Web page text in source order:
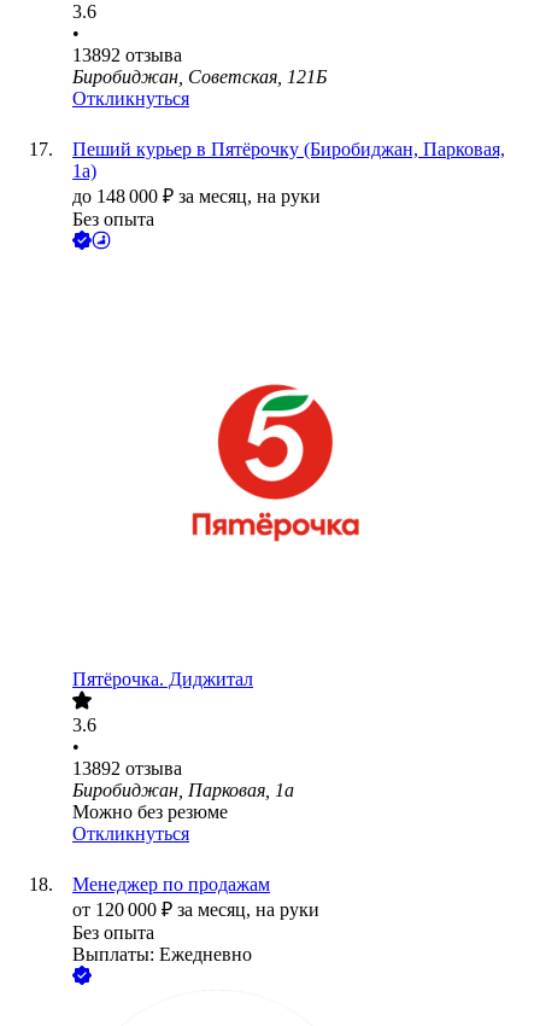
3.6
•
13892 отзыва
Биробиджан, Советская, 121Б
Откликнуться
Пеший курьер в Пятёрочку (Биробиджан, Парковая,
1а)
до 148 000 ₽ за месяц, на руки
Без опыта
Пятёрочка. Диджитал
3.6
•
13892 отзыва
Биробиджан, Парковая, 1а
Можно без резюме
Откликнуться
Менеджер по продажам
от 120 000 ₽ за месяц, на руки
Без опыта
Выплаты: Ежедневно